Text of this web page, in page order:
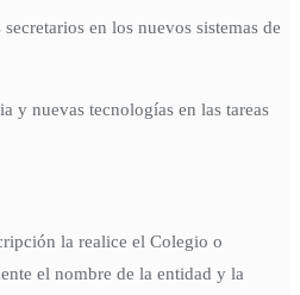
en los nuevos sistemas de
y nuevas tecnologías en las tareas
la realice el Colegio o
el nombre de la entidad y la